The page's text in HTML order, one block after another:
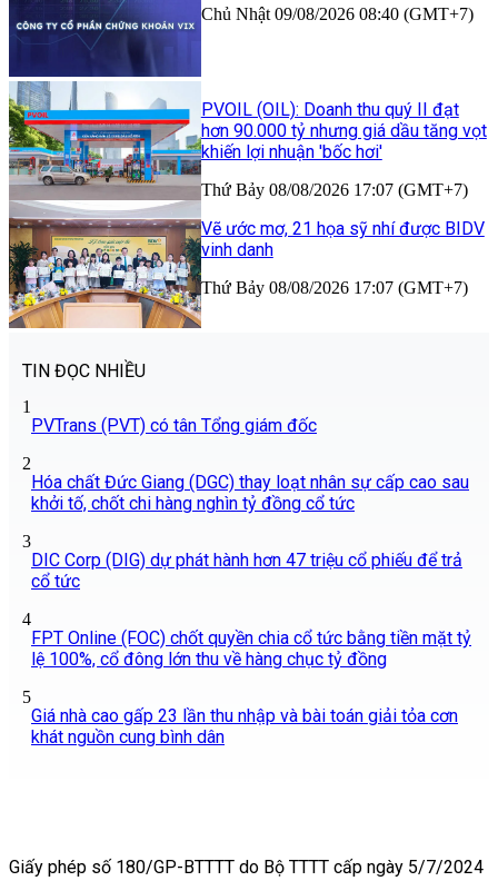
Chủ Nhật 09/08/2026 08:40 (GMT+7)
PVOIL (OIL): Doanh thu quý II đạt
hơn 90.000 tỷ nhưng giá dầu tăng vọt
khiến lợi nhuận 'bốc hơi'
Thứ Bảy 08/08/2026 17:07 (GMT+7)
Vẽ ước mơ, 21 họa sỹ nhí được BIDV
vinh danh
Thứ Bảy 08/08/2026 17:07 (GMT+7)
TIN ĐỌC NHIỀU
1
PVTrans (PVT) có tân Tổng giám đốc
2
Hóa chất Đức Giang (DGC) thay loạt nhân sự cấp cao sau
khởi tố, chốt chi hàng nghìn tỷ đồng cổ tức
3
DIC Corp (DIG) dự phát hành hơn 47 triệu cổ phiếu để trả
cổ tức
4
FPT Online (FOC) chốt quyền chia cổ tức bằng tiền mặt tỷ
lệ 100%, cổ đông lớn thu về hàng chục tỷ đồng
5
Giá nhà cao gấp 23 lần thu nhập và bài toán giải tỏa cơn
khát nguồn cung bình dân
Giấy phép số 180/GP-BTTTT do Bộ TTTT cấp ngày 5/7/2024